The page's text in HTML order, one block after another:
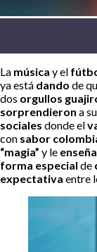
La música y el
ya está dando de
dos orgullos
sorprendieron a
sociales donde el
con sabor
“magia” y le enseña
forma especial de
expectativa entre